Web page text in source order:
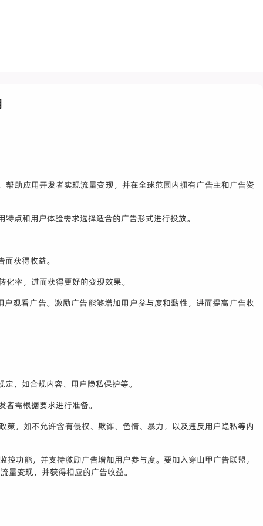
助应用开发者实现流量变现，并在全球范围内拥有广告主和广告资
点和用户体验需求选择适合的广告形式进行投放。
获得收益。
率，进而获得更好的变现效果。
观看广告。激励广告能够增加用户参与度和黏性，进而提高广告收
，如合规内容、用户隐私保护等。
需根据要求进行准备。
，如不允许含有侵权、欺诈、色情、暴力，以及违反用户隐私等内
功能，并支持激励广告增加用户参与度。要加入穿山甲广告联盟，
变现，并获得相应的广告收益。